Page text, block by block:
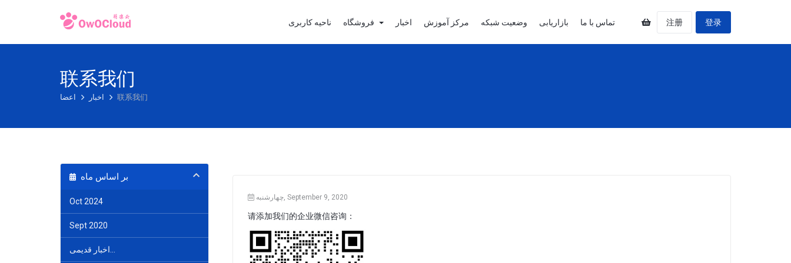
ناحیه کاربری اخبار مرکز آموزش وضعیت شبکه بازاریابی تماس با ما 注册 登录
联系我们
联系我们
بر اساس ماه
Oct 2024
Sept 2020
چهارشنبه, September 9, 2020
请添加我们的企业微信咨询：